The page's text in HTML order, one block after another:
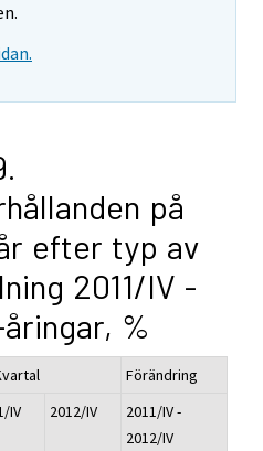
på
efter typ av
2011/IV -
%
Förändring
IV
2012/IV
2011/IV -
2012/IV